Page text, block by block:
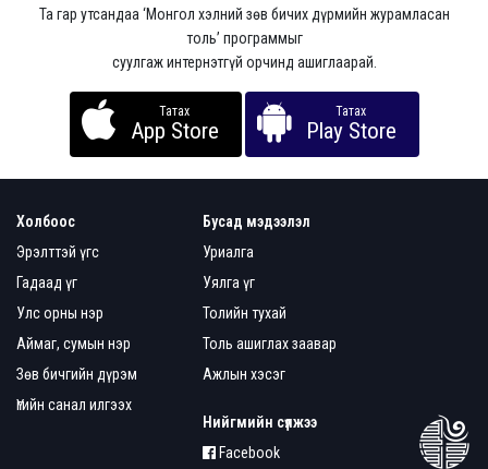
Та гар утсандаа ‘Монгол хэлний зөв бичих дүрмийн журамласан
толь’ программыг
суулгаж интернэтгүй орчинд ашиглаарай.
Татах
App Store
Татах
Play Store
Холбоос
Эрэлттэй үгс
Гадаад үг
Улс орны нэр
Аймаг, сумын нэр
Зөв бичгийн дүрэм
Үгийн санал илгээх
Бусад мэдээлэл
Уриалга
Уялга үг
Толийн тухай
Толь ашиглах заавар
Ажлын хэсэг
Нийгмийн сүлжээ
Facebook